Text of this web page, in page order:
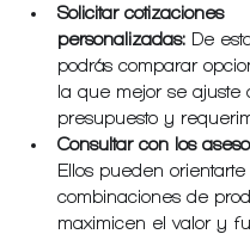
Solicitar cotizaciones
personalizadas: De
podrás comparar
la que mejor se ajuste
presupuesto y
Consultar con los
Ellos pueden
combinaciones de
maximicen el valor y